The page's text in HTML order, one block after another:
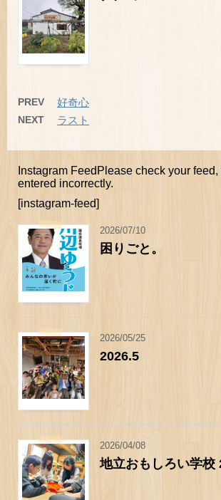
PREV 好奇心
NEXT ラスト
Instagram FeedPlease check your
entered incorrectly.
[instagram-feed]
2026/07/10
困りごと。
2026/05/25
2026.5
2026/04/08
地立おもしろい学校